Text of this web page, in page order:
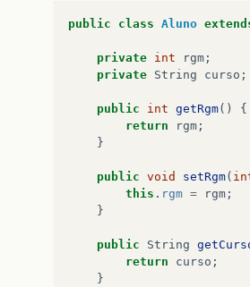
public void
}
public class Aluno
private int rgm ;
private String curso ;
public int getRgm()
{
return
rgm ;
}
public void setRgm(
this . rgm = rgm ;
}
public String
return
curso ;
}